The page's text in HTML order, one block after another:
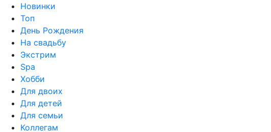
Новинки
Топ
День Рождения
На свадьбу
Экстрим
Spa
Хобби
Для двоих
Для детей
Для семьи
Коллегам